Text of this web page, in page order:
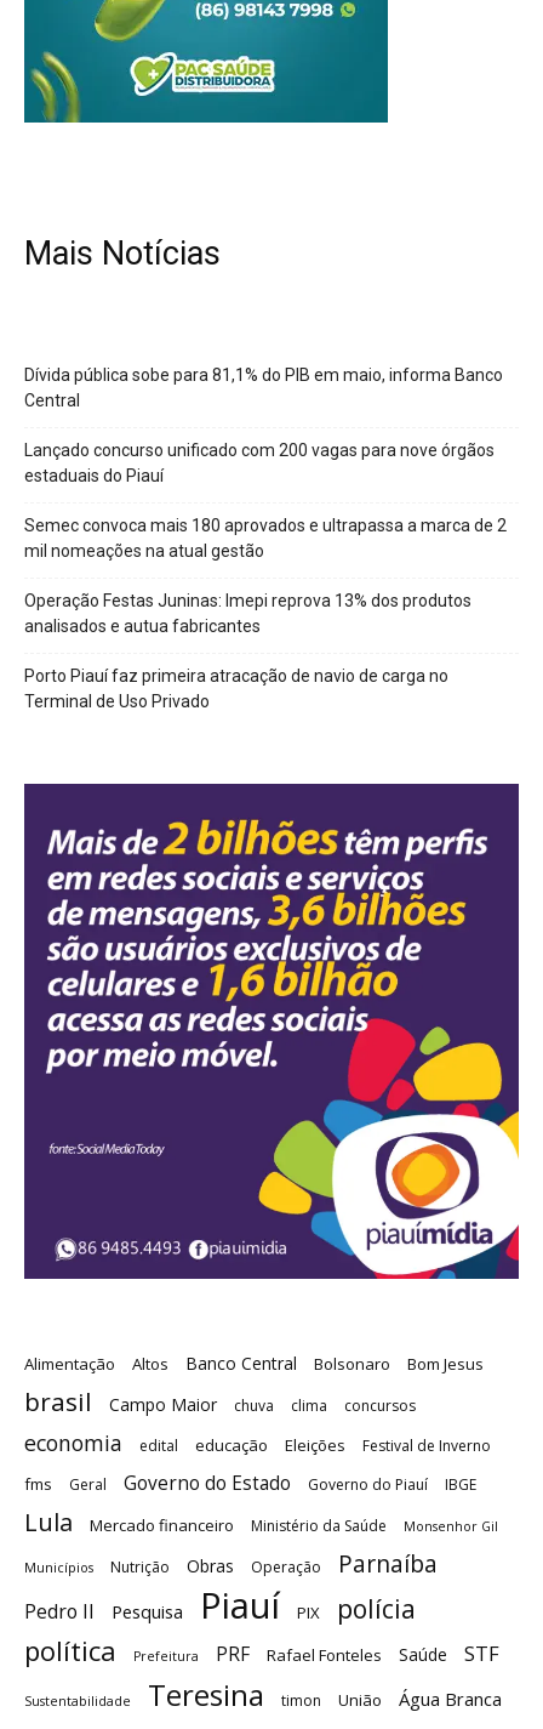
Mais Notícias
Dívida pública sobe para 81,1% do PIB em maio, informa Banco
Central
Lançado concurso unificado com 200 vagas para nove órgãos
estaduais do Piauí
Semec convoca mais 180 aprovados e ultrapassa a marca de 2
mil nomeações na atual gestão
Operação Festas Juninas: Imepi reprova 13% dos produtos
analisados e autua fabricantes
Porto Piauí faz primeira atracação de navio de carga no
Terminal de Uso Privado
Alimentação Altos Banco Central Bolsonaro Bom Jesus
brasil Campo Maior chuva clima concursos
economia edital educação Eleições Festival de Inverno
fms Geral Governo do Estado Governo do Piauí IBGE
Lula Mercado financeiro Ministério da Saúde Monsenhor Gil
Municípios Nutrição Obras Operação Parnaíba
Pedro II Pesquisa Piauí PIX
polícia
política
Prefeitura PRF Rafael Fonteles Saúde STF
Sustentabilidade Teresina timon União Água Branca